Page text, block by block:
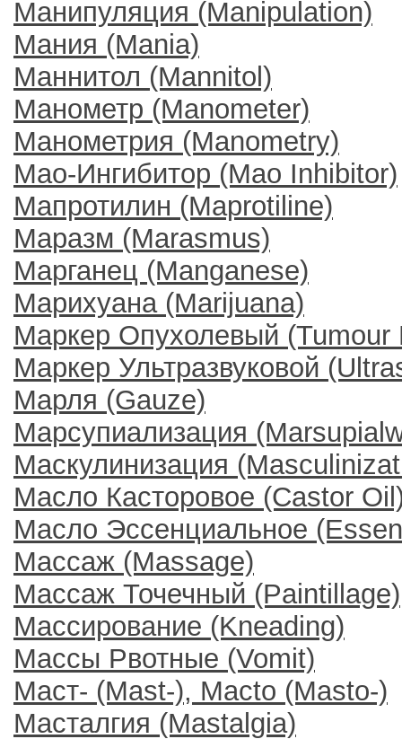
Манипуляция (Manipulation)
Мания (Mania)
Маннитол (Mannitol)
Манометр (Manometer)
Манометрия (Manometry)
Мао-Ингибитор (Мао Inhibitor)
Мапротилин (Maprotiline)
Маразм (Marasmus)
Марганец (Manganese)
Марихуана (Marijuana)
Маркер Опухолевый (Tumour
Маркер Ультразвуковой
Марля (Gauze)
Марсупиализация
Маскулинизация
Масло Касторовое (Castor
Масло Эссенциальное
Массаж (Massage)
Массаж Точечный (Paintillage)
Массирование (Kneading)
Массы Рвотные (Vomit)
Маст- (Mast-), Macto (Masto-)
Масталгия (Mastalgia)